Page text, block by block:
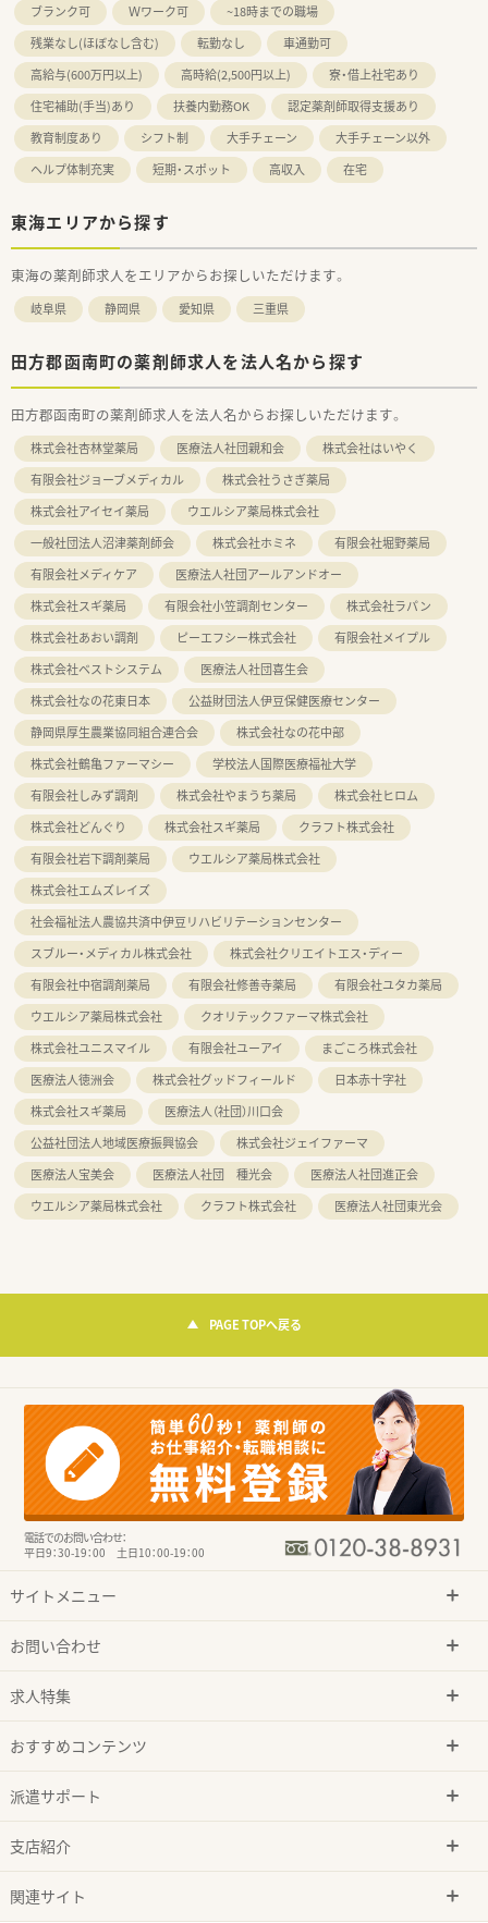
ブランク可
Ｗワーク可
~18時までの職場
残業なし(ほぼなし含む)
転勤なし
車通勤可
高給与(600万円以上)
高時給(2,500円以上)
寮・借上社宅あり
住宅補助(手当)あり
扶養内勤務OK
認定薬剤師取得支援あり
教育制度あり
シフト制 大手チェーン
大手チェーン以外
ヘルプ体制充実
短期・スポット 高収入 在宅
東海エリアから探す
東海の薬剤師求人をエリアからお探しいただけます。
岐阜県 静岡県 愛知県 三重県
田方郡函南町の薬剤師求人を法人名から探す
田方郡函南町の薬剤師求人を法人名からお探しいただけます。
株式会社杏林堂薬局 医療法人社団親和会
株式会社はいやく
有限会社ジョーブメディカル
株式会社うさぎ薬局
株式会社アイセイ薬局
ウエルシア薬局株式会社
一般社団法人沼津薬剤師会
株式会社ホミネ
有限会社堀野薬局
有限会社メディケア
医療法人社団アールアンドオー
株式会社スギ薬局
有限会社小笠調剤センター
株式会社ラパン
株式会社あおい調剤
ピーエフシー株式会社
有限会社メイプル
株式会社ベストシステム
医療法人社団喜生会
株式会社なの花東日本
公益財団法人伊豆保健医療センター
静岡県厚生農業協同組合連合会
株式会社なの花中部
株式会社鶴亀ファーマシー
学校法人国際医療福祉大学
有限会社しみず調剤
株式会社やまうち薬局
株式会社ヒロム
株式会社どんぐり
株式会社スギ薬局
クラフト株式会社
有限会社岩下調剤薬局
ウエルシア薬局株式会社
株式会社エムズレイズ
社会福祉法人農協共済中伊豆リハビリテーションセンター
スブルー・メディカル株式会社
株式会社クリエイトエス・ディー
有限会社中宿調剤薬局
有限会社修善寺薬局
有限会社ユタカ薬局
ウエルシア薬局株式会社
クオリテックファーマ株式会社
株式会社ユニスマイル
有限会社ユーアイ
まごころ株式会社
医療法人徳洲会
株式会社グッドフィールド
日本赤十字社
株式会社スギ薬局
医療法人（社団）川口会
公益社団法人地域医療振興協会
株式会社ジェイファーマ
医療法人宝美会
医療法人社団 種光会
医療法人社団進正会
ウエルシア薬局株式会社
クラフト株式会社 医療法人社団東光会
PAGE TOPへ戻る
電話でのお問い合わせ：
平日9：30-19：00 土日10：00-19：00
サイトメニュー
お問い合わせ
求人特集
おすすめコンテンツ
派遣サポート
支店紹介
関連サイト